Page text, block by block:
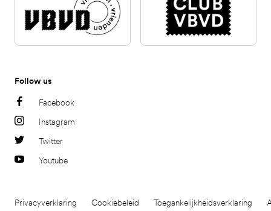
Follow us
Facebook
Instagram
Twitter
Youtube
Privacyverklaring Cookiebeleid Toegankelijkheidsverklaring